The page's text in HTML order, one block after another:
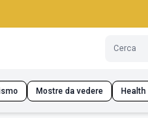
Mostre da vedere Health